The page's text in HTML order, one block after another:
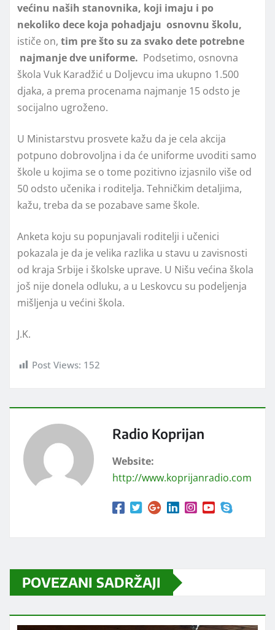
većinu naših stanovnika, koji imaju i po
nekoliko dece koja pohadjaju osnovnu školu,
ističe on, tim pre što su za svako dete potrebne
najmanje dve uniforme. Podsetimo, osnovna
škola Vuk Karadžić u Doljevcu ima ukupno 1.500
djaka, a prema procenama najmanje 15 odsto je
socijalno ugroženo.
U Ministarstvu prosvete kažu da je cela akcija
potpuno dobrovoljna i da će uniforme uvoditi samo
škole u kojima se o tome pozitivno izjasnilo više od
50 odsto učenika i roditelja. Tehničkim detaljima,
kažu, treba da se pozabave same škole.
Anketa koju su popunjavali roditelji i učenici
pokazala je da je velika razlika u stavu u zavisnosti
od kraja Srbije i školske uprave. U Nišu većina škola
još nije donela odluku, a u Leskovcu su podeljenja
mišljenja u većini škola.
J.K.
Post Views: 152
Radio Koprijan
Website:
http://www.koprijanradio.com
POVEZANI SADRŽAJI